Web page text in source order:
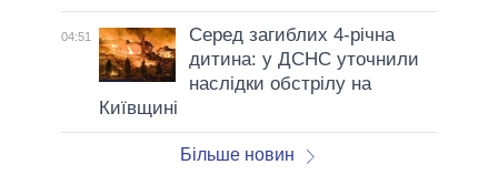
04:51
Серед загиблих 4-річна
дитина: у ДСНС уточнили
наслідки обстрілу на
Київщині
Більше новин